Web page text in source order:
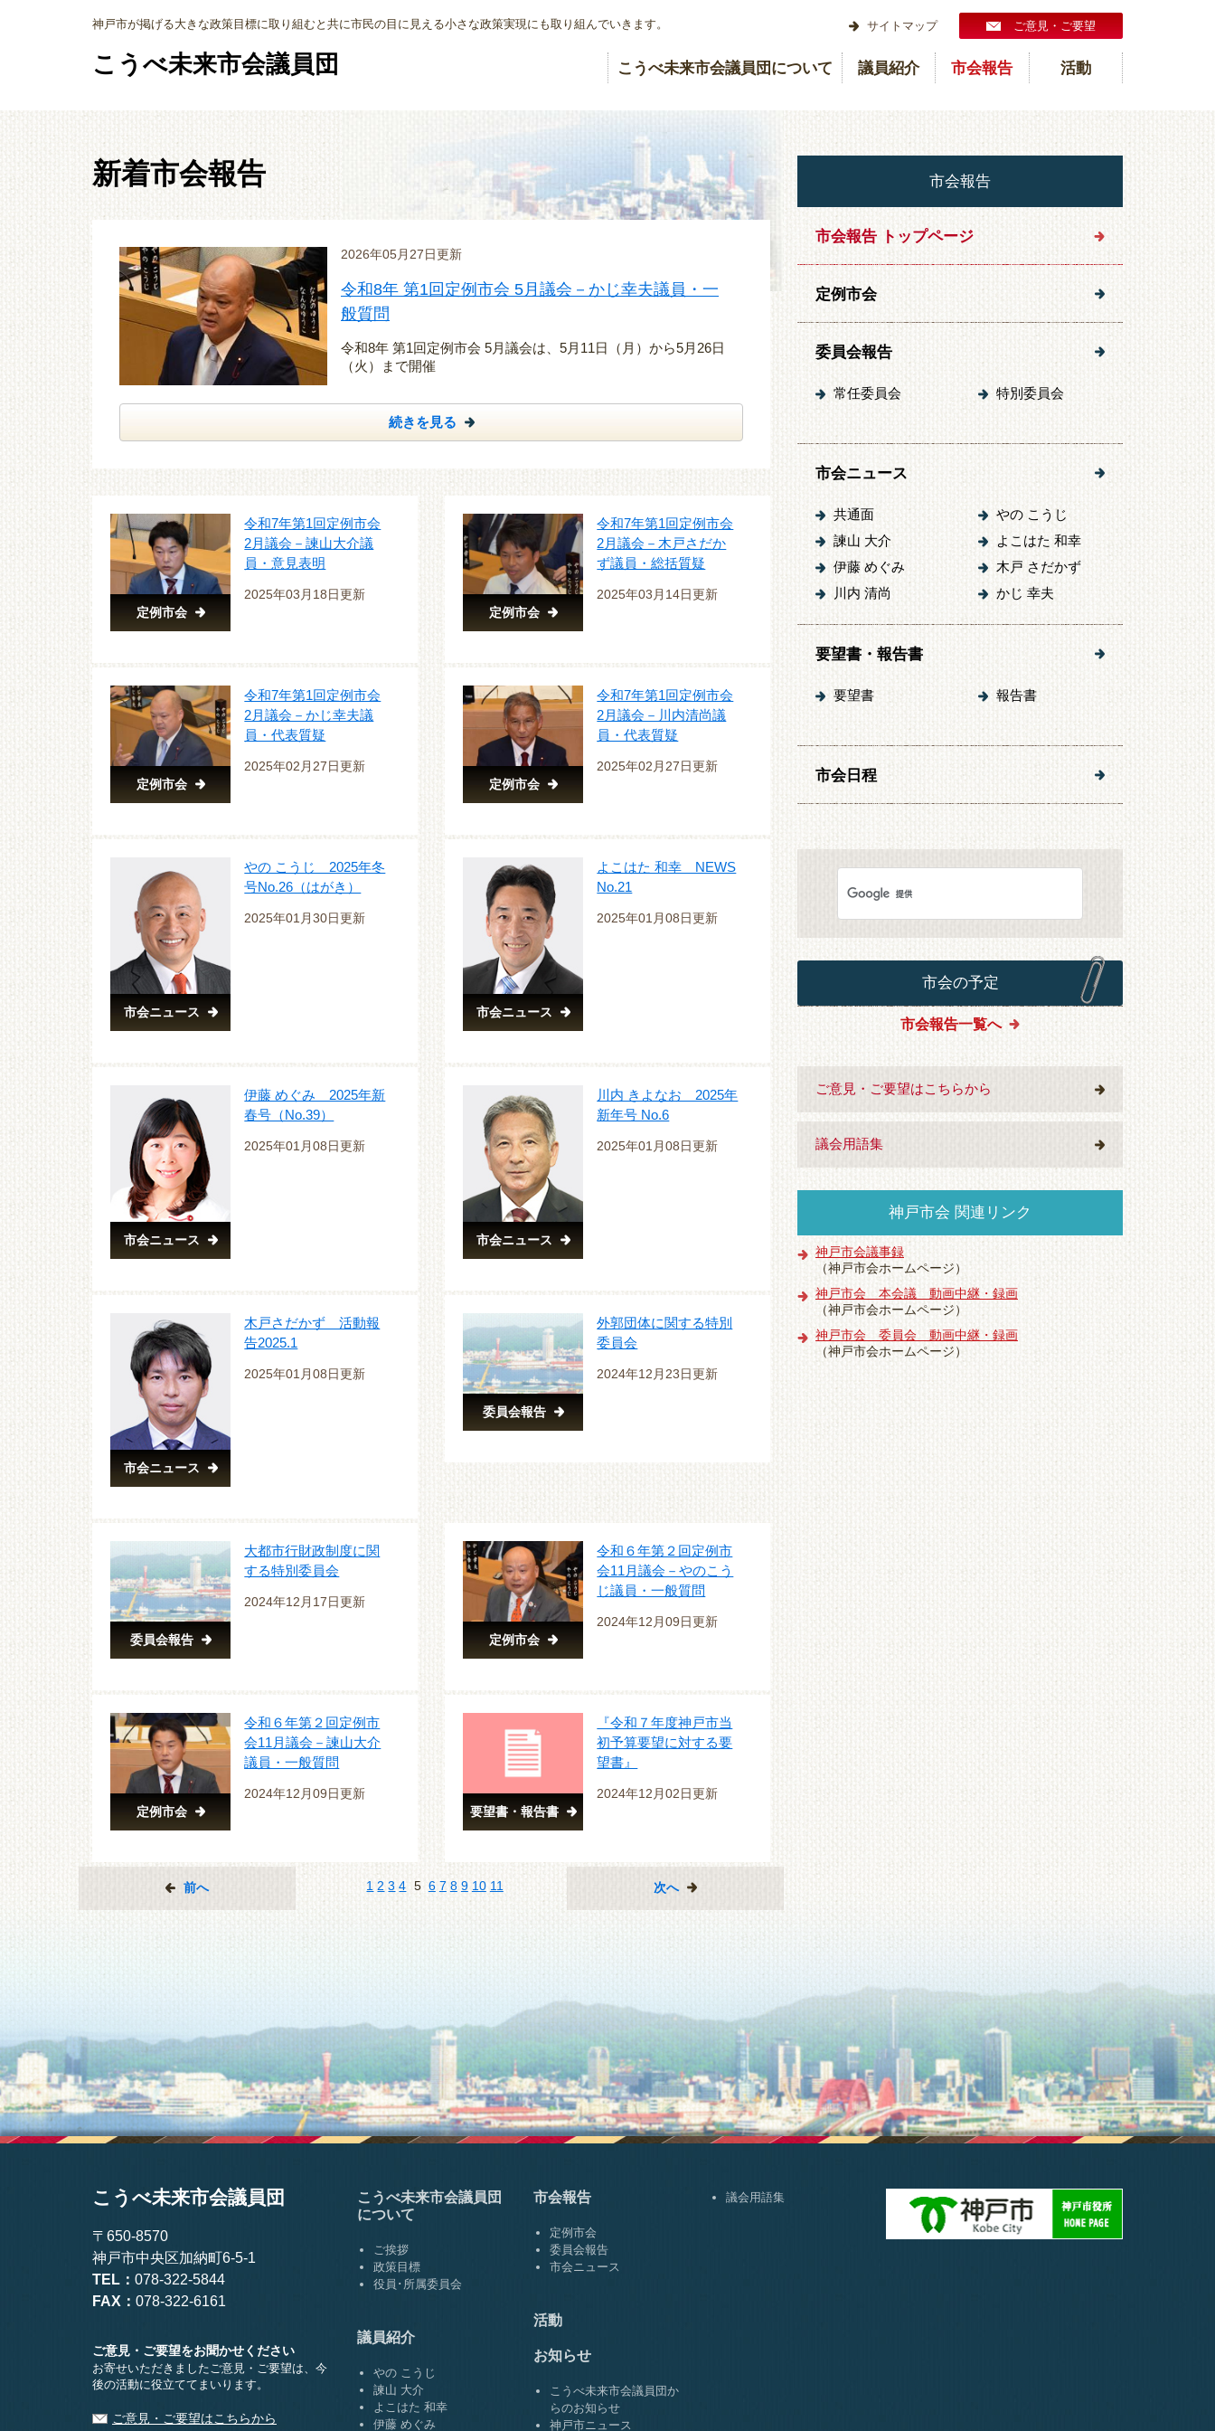
神戸市が掲げる大きな政策目標に取り組むと共に市民の目に見える小さな政策実現にも取り組んでいきます。 サイトマップ ご意見・ご要望
こうべ未来市会議員団 こうべ未来市会議員団について 議員紹介 市会報告 活動
新着市会報告
2026年05月27日更新
令和8年 第1回定例市会 5月議会－かじ幸夫議員・一
般質問
令和8年 第1回定例市会 5月議会は、5月11日（月）から5月26日
（火）まで開催
続きを見る
定例市会
令和7年第1回定例市会
2月議会－諫山大介議
員・意見表明
2025年03月18日更新
定例市会
令和7年第1回定例市会
2月議会－木戸さだか
ず議員・総括質疑
2025年03月14日更新
定例市会
令和7年第1回定例市会
2月議会－かじ幸夫議
員・代表質疑
2025年02月27日更新
定例市会
令和7年第1回定例市会
2月議会－川内清尚議
員・代表質疑
2025年02月27日更新
市会ニュース
やの こうじ 2025年冬
号No.26（はがき）
2025年01月30日更新
市会ニュース
よこはた 和幸 NEWS
No.21
2025年01月08日更新
市会ニュース
伊藤 めぐみ 2025年新
春号（No.39）
2025年01月08日更新
市会ニュース
川内 きよなお 2025年
新年号 No.6
2025年01月08日更新
市会ニュース
木戸さだかず 活動報
告2025.1
2025年01月08日更新
委員会報告
外郭団体に関する特別
委員会
2024年12月23日更新
委員会報告
大都市行財政制度に関
する特別委員会
2024年12月17日更新
定例市会
令和６年第２回定例市
会11月議会－やのこう
じ議員・一般質問
2024年12月09日更新
定例市会
令和６年第２回定例市
会11月議会－諫山大介
議員・一般質問
2024年12月09日更新
要望書・報告書
『令和７年度神戸市当
初予算要望に対する要
望書』
2024年12月02日更新
前へ 1 2 3 4 5 6 7 8 9 10 11 次へ
市会報告
市会報告 トップページ
定例市会
委員会報告
常任委員会 特別委員会
市会ニュース
共通面
やの こうじ
諫山 大介
よこはた 和幸
伊藤 めぐみ
木戸 さだかず
川内 清尚
かじ 幸夫
要望書・報告書
要望書 報告書
市会日程
市会の予定
市会報告一覧へ
ご意見・ご要望はこちらから
議会用語集
神戸市会 関連リンク
神戸市会議事録
（神戸市会ホームページ）
神戸市会 本会議 動画中継・録画
（神戸市会ホームページ）
神戸市会 委員会 動画中継・録画
（神戸市会ホームページ）
こうべ未来市会議員団
〒650-8570
神戸市中央区加納町6-5-1
TEL： 078-322-5844
FAX： 078-322-6161
ご意見・ご要望をお聞かせください
お寄せいただきましたご意見・ご要望は、 今
後の活動に役立ててまいります。
ご意見・ご要望はこちらから
こうべ未来市会議員団
について
ご挨拶
政策目標
役員･所属委員会
議員紹介
やの こうじ
諫山 大介
よこはた 和幸
伊藤 めぐみ
市会報告
定例市会
委員会報告
市会ニュース
活動
お知らせ
こうべ未来市会議員団か
らのお知らせ
神戸市ニュース
議会用語集